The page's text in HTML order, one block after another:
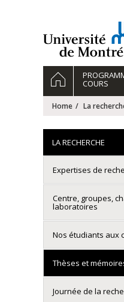
Navigation
principale
HOME
COURS
Home La
LA RECHERCHE
Expertises de
Centre, groupes,
laboratoires
Nos étudiants aux
Thèses et
Journée de la